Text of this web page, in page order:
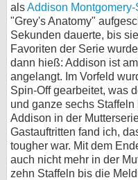
alsAddison Montgomery-
"Grey's Anatomy"
Sekunden dauerte, bis
Favoriten der Serie
dann hieß: Addison ist
angelangt. Im Vorfeld
Spin-Off gearbeitet, was
und ganze sechs
Addison in der
Gastauftritten fand ich,
tougher war. Mit dem
auch nicht mehr in der
zehn Staffeln bis die